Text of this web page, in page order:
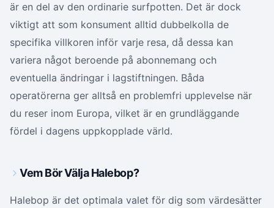
är en del av den ordinarie surfpotten. Det är dock
viktigt att som konsument alltid dubbelkolla de
specifika villkoren inför varje resa, då dessa kan
variera något beroende på abonnemang och
eventuella ändringar i lagstiftningen. Båda
operatörerna ger alltså en problemfri upplevelse när
du reser inom Europa, vilket är en grundläggande
fördel i dagens uppkopplade värld.
Vem Bör Välja Halebop?
Halebop är det optimala valet för dig som värdesätter